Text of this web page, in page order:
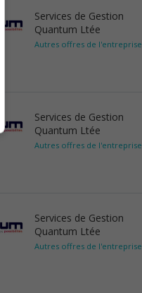
Services de Gestion
Quantum Ltée
Autres offres de l'entreprise
Services de Gestion
Quantum Ltée
Autres offres de l'entreprise
Services de Gestion
Quantum Ltée
Autres offres de l'entreprise